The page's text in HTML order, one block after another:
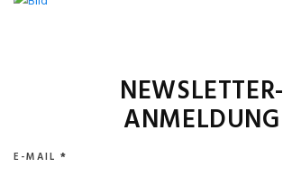
NEWSLETTER-
ANMELDUNG
E-MAIL *